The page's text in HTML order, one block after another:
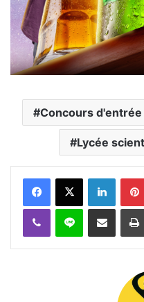
Concours d'entrée
Lycée
FacebookX Linkedin
Viber Ligne Partager par email